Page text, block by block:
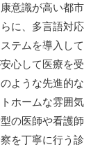
意識が高い都市
に、多言語対応
テムを導入して
心して医療を受
ような先進的な
ホームな雰囲気
の医師や看護師
を丁寧に行う診